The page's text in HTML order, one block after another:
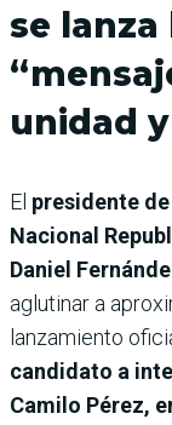
se lanza
unidad
El presidente
Nacional
Daniel
aglutinar a
lanzamiento
candidato a
Camilo Pérez,